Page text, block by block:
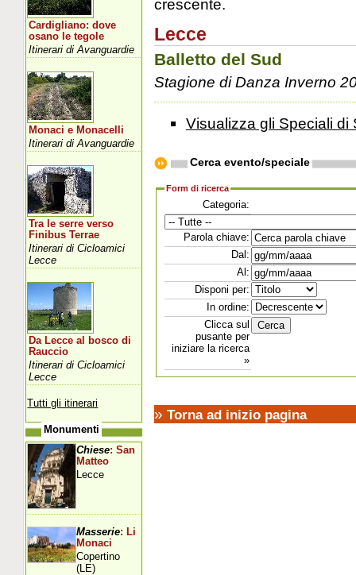
crescente.
Lecce
Balletto del Sud
Stagione di Danza Inverno
Visualizza gli Speciali di
Cerca evento/speciale
Form di ricerca
Categoria:
Parola chiave:
Dal:
Al:
Disponi per:
In ordine:
Clicca sul
pusante per
iniziare la ricerca
»
» Torna ad inizio pagina
Cardigliano: dove
osano le tegole
Itinerari di Avanguardie
Monaci e Monacelli
Itinerari di Avanguardie
Tra le serre verso
Finibus Terrae
Itinerari di Cicloamici
Lecce
Da Lecce al bosco di
Rauccio
Itinerari di Cicloamici
Lecce
Tutti gli itinerari
Monumenti
Chiese: San
Matteo
Lecce
Masserie: Li
Monaci
Copertino
(LE)